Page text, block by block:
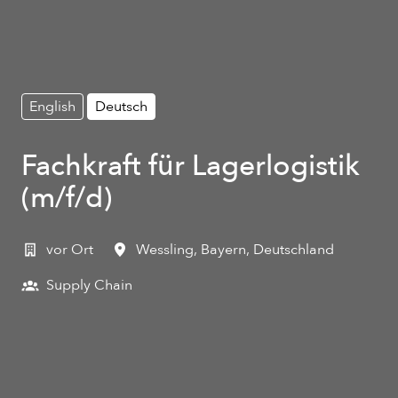
English Deutsch
Fachkraft für Lagerlogistik
(m/f/d)
vor Ort Wessling, Bayern, Deutschland
Supply Chain